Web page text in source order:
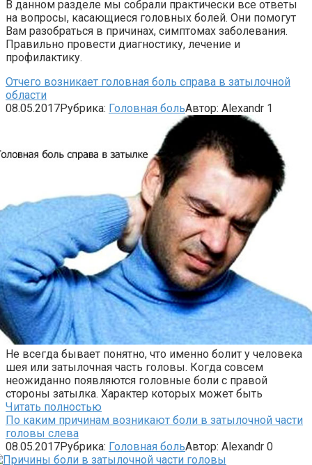
В данном разделе мы собрали практически все ответы
на вопросы, касающиеся головных болей. Они помогут
Вам разобраться в причинах, симптомах заболевания.
Правильно провести диагностику, лечение и
профилактику.
Отчего возникает головная боль справа в затылочной
области
08.05.2017Рубрика: Головная больАвтор: Alexandr 1
Не всегда бывает понятно, что именно болит у человека
шея или затылочная часть головы. Когда совсем
неожиданно появляются головные боли с правой
стороны затылка. Характер которых может быть
Читать полностью
По каким причинам возникают боли в затылочной части
головы слева
08.05.2017Рубрика: Головная больАвтор: Alexandr 0